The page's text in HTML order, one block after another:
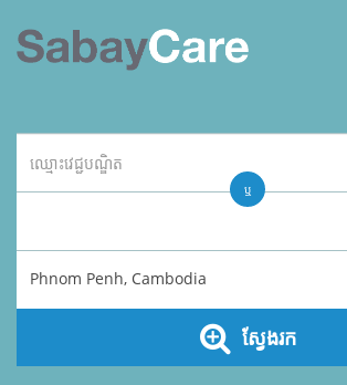
Phnom Penh, Cambodia
ស្វែងរក
ឬ